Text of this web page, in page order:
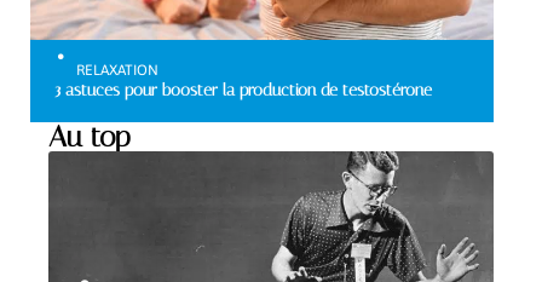
RELAXATION
3 astuces pour booster la production de testostérone
Au top